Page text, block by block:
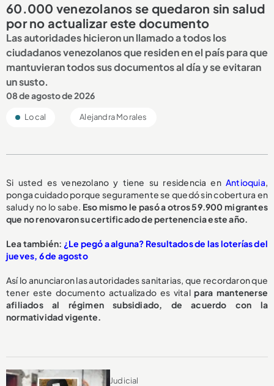
60.000 venezolanos se quedaron sin salud
por no actualizar este documento
Las autoridades hicieron un llamado a todos los
ciudadanos venezolanos que residen en el país para que
mantuvieran todos sus documentos al día y se evitaran
un susto.
08 de agosto de 2026
Local Alejandra Morales
Si usted es venezolano y tiene su residencia en Antioquia,
ponga cuidado porque seguramente se quedó sin cobertura en
salud y no lo sabe. Eso mismo le pasó a otros 59.900 migrantes
que no renovaron su certificado de pertenencia este año.
Lea también: ¿Le pegó a alguna? Resultados de las loterías del
jueves, 6 de agosto
Así lo anunciaron las autoridades sanitarias, que recordaron que
tener este documento actualizado es vitalpara mantenerse
afiliados al régimen subsidiado, de acuerdo con la
normatividad vigente.
Judicial